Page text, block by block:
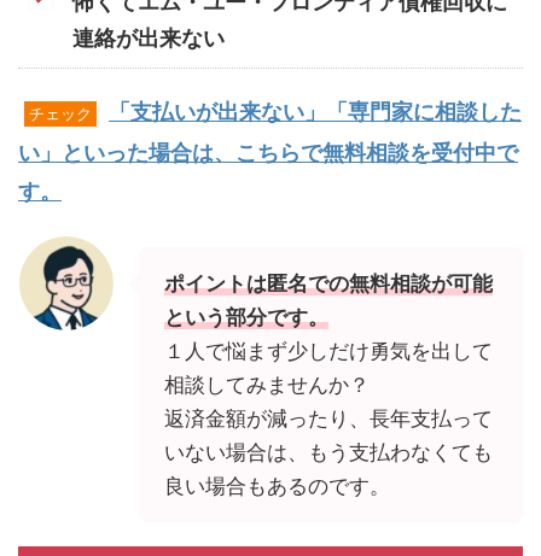
連絡が出来ない
チェック
「支払いが出来ない」「専門家に相談した
い」といった場合は、こちらで無料相談を受付中で
す。
ポイントは匿名での無料相談が可能
という部分です。
１人で悩まず少しだけ勇気を出して
相談してみませんか？
返済金額が減ったり、長年支払って
いない場合は、もう支払わなくても
良い場合もあるのです。